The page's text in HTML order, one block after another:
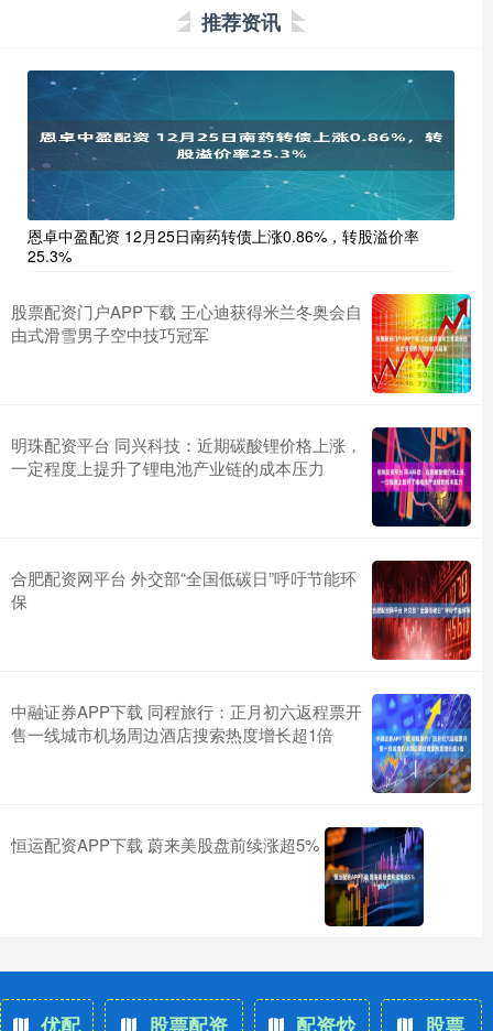
推荐资讯
恩卓中盈配资 12月25日南药转债上涨0.86%，转股溢价率
25.3%
股票配资门户APP下载 王心迪获得米兰冬奥会自
由式滑雪男子空中技巧冠军
明珠配资平台 同兴科技：近期碳酸锂价格上涨，
一定程度上提升了锂电池产业链的成本压力
合肥配资网平台 外交部“全国低碳日”呼吁节能环
保
中融证券APP下载 同程旅行：正月初六返程票开
售一线城市机场周边酒店搜索热度增长超1倍
恒运配资APP下载 蔚来美股盘前续涨超5%